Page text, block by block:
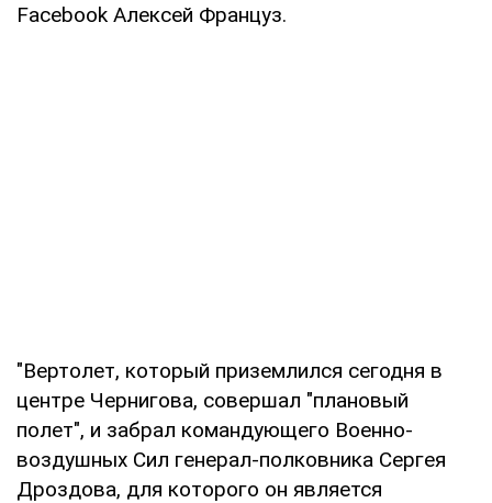
Facebook Алексей Француз.
"Вертолет, который приземлился сегодня в
центре Чернигова, совершал "плановый
полет", и забрал командующего Военно-
воздушных Сил генерал-полковника Сергея
Дроздова, для которого он является